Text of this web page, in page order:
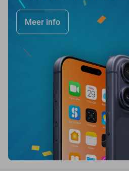
Meer info